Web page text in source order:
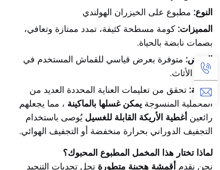
النوع: مطبوع على الخيزران الهولندي
المميزات: كومة مسطحة كثيفة، تمدد ممتازة وتعافي،
بصمات نابضة بالحياة.
العرض: متوفرة بعرض قياسي للقماش المستخدم في
تنجيد الأثاث.
العناية: تحقق من تعليمات العناية المحددة العديد من
المخملية المنسوجة يمكن غسلها بالماكينة ، مما يجعلهم
رائعين أغطية الأريكة القابلة للغسيل يُوصى باستخدام
التجفيف الدوراني بحرارة منخفضة أو التجفيف الهوائي.
لماذا تختار هذا المخمل المطبوع المحبوك؟
نحن نقدم أقمشة هجينة متطورة تحل تحديات التنجيد